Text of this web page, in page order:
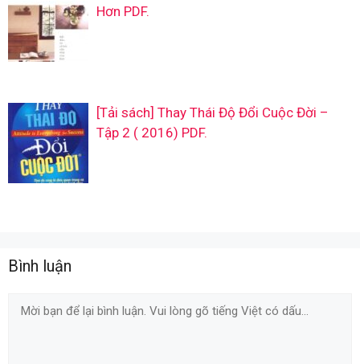
Hơn PDF.
[Tải sách] Thay Thái Độ Đổi Cuộc Đời –
Tập 2 ( 2016) PDF.
Bình luận
Comment